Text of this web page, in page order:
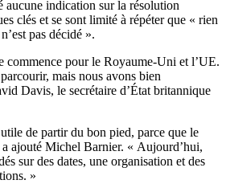
aucune indication sur la résolution
clés et se sont limité à répéter que « rien
pas décidé ».
commence pour le Royaume-Uni et l’UE.
mais nous avons bien
Davis, le secrétaire d’État britannique
de partir du bon pied, parce que le
a ajouté Michel Barnier. « Aujourd’hui,
sur des dates, une organisation et des
»